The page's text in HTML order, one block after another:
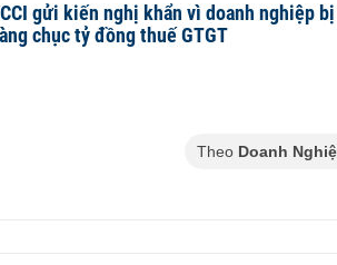
gửi kiến nghị khẩn vì doanh nghiệp
chục tỷ đồng thuế GTGT
Theo Doanh